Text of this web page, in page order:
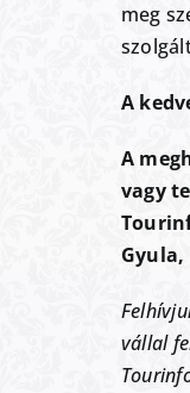
meg
A
A
vagy
vállal